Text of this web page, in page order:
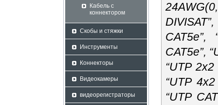
CAT5e”,
“UTP
“UTP
“UTP
Кабель с
коннектором
Скобы и стяжки
Инструменты
Коннекторы
Видеокамеры
видеорегистраторы